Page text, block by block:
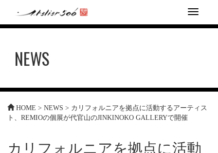
T
v
g
o
NEWS
HOME > NEWS > カリフォルニアを拠点に活動するアーティス
ト、REMIOの個展が代官山のJINKINOKO GALLERYで開催
カリフォルニアを拠点に活動